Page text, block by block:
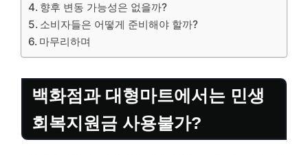
향후 변동 가능성은 없을까?
소비자들은 어떻게 준비해야 할까?
마무리하며
백화점과 대형마트에서는 민생
회복지원금 사용불가?